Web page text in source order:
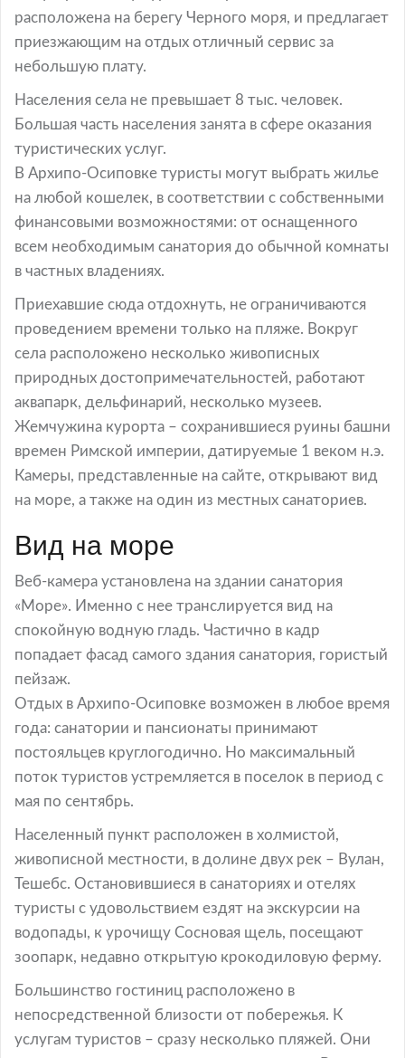
расположена на берегу Черного моря, и предлагает
приезжающим на отдых отличный сервис за
небольшую плату.
Населения села не превышает 8 тыс. человек.
Большая часть населения занята в сфере оказания
туристических услуг.
В Архипо-Осиповке туристы могут выбрать жилье
на любой кошелек, в соответствии с собственными
финансовыми возможностями: от оснащенного
всем необходимым санатория до обычной комнаты
в частных владениях.
Приехавшие сюда отдохнуть, не ограничиваются
проведением времени только на пляже. Вокруг
села расположено несколько живописных
природных достопримечательностей, работают
аквапарк, дельфинарий, несколько музеев.
Жемчужина курорта – сохранившиеся руины башни
времен Римской империи, датируемые 1 веком н.э.
Камеры, представленные на сайте, открывают вид
на море, а также на один из местных санаториев.
Вид на море
Веб-камера установлена на здании санатория
«Море». Именно с нее транслируется вид на
спокойную водную гладь. Частично в кадр
попадает фасад самого здания санатория, гористый
пейзаж.
Отдых в Архипо-Осиповке возможен в любое время
года: санатории и пансионаты принимают
постояльцев круглогодично. Но максимальный
поток туристов устремляется в поселок в период с
мая по сентябрь.
Населенный пункт расположен в холмистой,
живописной местности, в долине двух рек – Вулан,
Тешебс. Остановившиеся в санаториях и отелях
туристы с удовольствием ездят на экскурсии на
водопады, к урочищу Сосновая щель, посещают
зоопарк, недавно открытую крокодиловую ферму.
Большинство гостиниц расположено в
непосредственной близости от побережья. К
услугам туристов – сразу несколько пляжей. Они